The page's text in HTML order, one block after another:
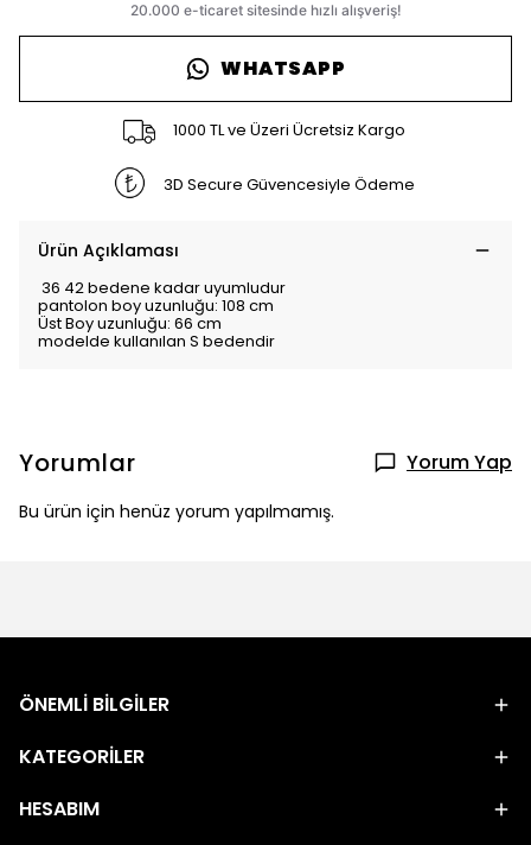
WHATSAPP
1000 TL ve Üzeri Ücretsiz Kargo
3D Secure Güvencesiyle Ödeme
Ürün Açıklaması
36 42 bedene kadar uyumludur
pantolon boy uzunluğu: 108 cm
Üst Boy uzunluğu: 66 cm
modelde kullanılan S bedendir
Yorumlar Yorum Yap
Bu ürün için henüz yorum yapılmamış.
ÖNEMLİ BİLGİLER
KATEGORİLER
HESABIM